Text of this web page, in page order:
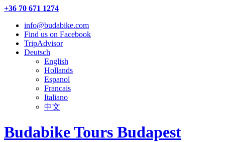
+36 70 671 1274
info@budabike.com
Find us on Facebook
TripAdvisor
Deutsch
English
Hollands
Espanol
Francais
Italiano
中文
Budabike Tours Budapest